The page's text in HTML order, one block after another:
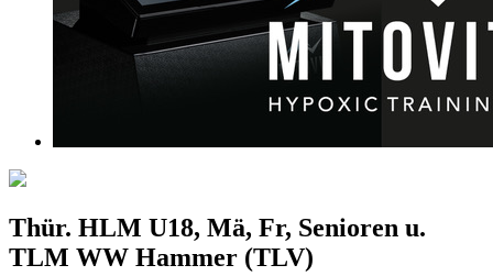
Thür. HLM U18, Mä, Fr, Senioren u.
TLM WW Hammer (TLV)